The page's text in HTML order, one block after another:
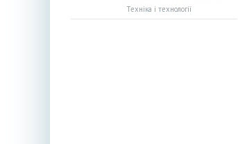
Техніка і технології